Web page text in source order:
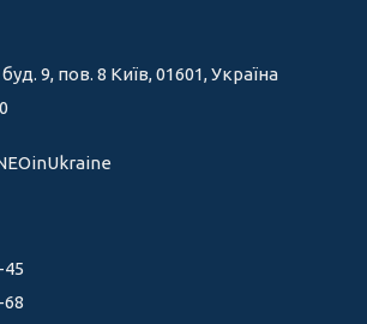
9, пов. 8 Київ, 01601, Україна
45
68